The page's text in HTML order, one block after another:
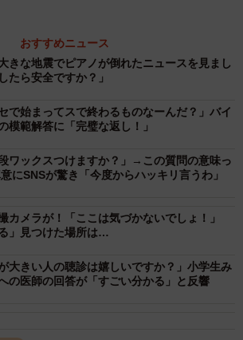
下に入る』が身を守る行為として挙げ
考えでとっさに『ピアノの下に入る』
までの地震時にもいらっしゃることを
、災害時にピアノが皆さまを心身共に
ととても悲しいというシンプルな思い
と胸の内を明かしました。
ラフ地震発生の警鐘が鳴らされ、災
確認している皆さんが多い昨今だと思
向上に毎日取組んでいる弊社ですが、
生時、家屋が大きく揺れたり、倒壊し
さまのご安全を守る注意喚起が出来れ
説明しました。
おすすめニュース
きな地震でピアノが倒れたニュースを見まし
たら安全ですか？」
で始まってスで終わるものなーんだ？」バイ
模範解答に「完璧な返し！」
ワックスつけますか？」→この質問の意味っ
にSNSが驚き「今度からハッキリ言うわ」
カメラが！「ここは気づかないでしょ！」
る」見つけた場所は…
大きい人の聴診は嬉しいですか？」小学生み
の医師の回答が「すごい分かる」と反響